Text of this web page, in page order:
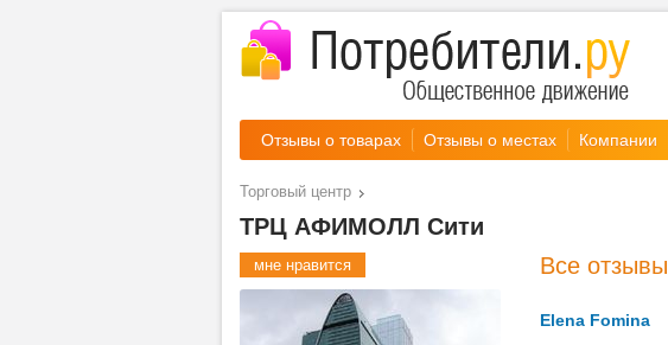
Отзывы о товарах Отзывы о местах Компании
Торговый центр
ТРЦ АФИМОЛЛ Сити
мне нравится Все отзывы
Elena Fomina